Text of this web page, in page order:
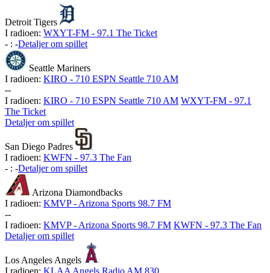
Detroit Tigers
I radioen: WXYT-FM - 97.1 The Ticket
- : -Detaljer om spillet
Seattle Mariners
I radioen: KIRO - 710 ESPN Seattle 710 AM
--
I radioen: KIRO - 710 ESPN Seattle 710 AM WXYT-FM - 97.1
The Ticket
Detaljer om spillet
San Diego Padres
I radioen: KWFN - 97.3 The Fan
- : -Detaljer om spillet
Arizona Diamondbacks
I radioen: KMVP - Arizona Sports 98.7 FM
--
I radioen: KMVP - Arizona Sports 98.7 FM KWFN - 97.3 The Fan
Detaljer om spillet
Los Angeles Angels